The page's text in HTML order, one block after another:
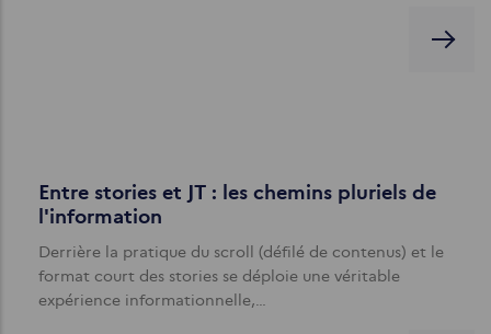
Entre stories et JT : les chemins pluriels de
l'information
Derrière la pratique du scroll (défilé de contenus) et le
format court des stories se déploie une véritable
expérience informationnelle,…